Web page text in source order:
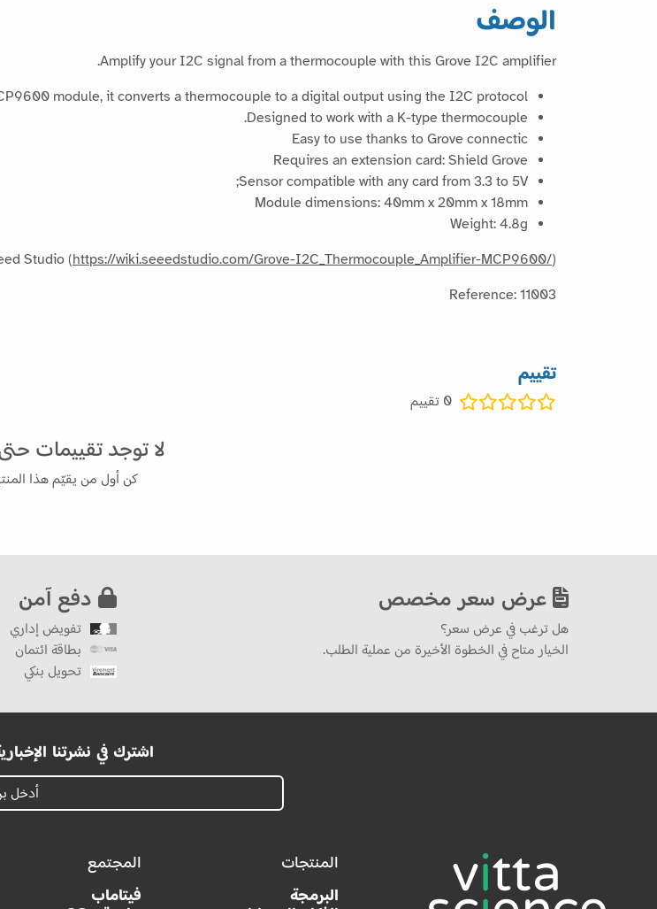
الوصف
Amplify your I2C signal from a thermocouple with this Grove I2C amplifier.
module, it converts a thermocouple to a digital output using the I2C protocol.
Designed to work with a K-type thermocouple.
Easy to use thanks to Grove connectic
Requires an extension card: Shield Grove
Sensor compatible with any card from 3.3 to 5V;
Module dimensions: 40mm x 20mm x 18mm
Weight: 4.8g
Studio (https://wiki.seeedstudio.com/Grove-I2C_Thermocouple_Amplifier-MCP9600/)
Reference: 11003
تقييم
0 تقييم
لا توجد تقييمات
كن أول من يقيّم هذا
عرض سعر مخصص
هل ترغب في عرض سعر؟
الخيار متاح في الخطوة الأخيرة من عملية الطلب.
دفع آمن
تفويض إداري
بطاقة ائتمان
تحويل بنكي
اشترك في نشرتنا
المنتجات
البرمجة
المجتمع
فيتاماب